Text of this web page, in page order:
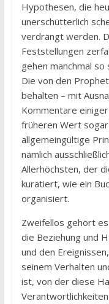
Hypothesen, die
unerschütterlich
verdrängt werden.
Feststellungen
gehen manchmal
Die von den
behalten – mit
Kommentare
früheren Wert
allgemeingültige
nämlich
Allerhöchsten, der
kuratiert, wie ein
organisiert.
Zweifellos gehört
die Beziehung und
und den
seinem Verhalten
ist, von der diese